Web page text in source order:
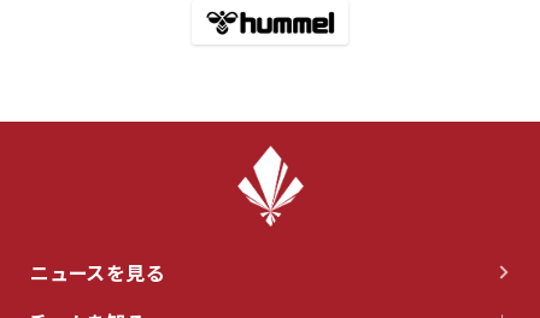
ニュースを見る